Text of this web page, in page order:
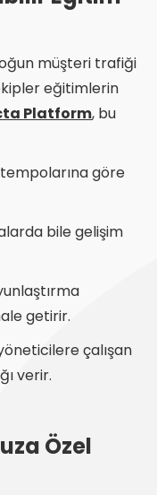
müşteri trafiği
eğitimlerin
Platform, bu
göre
bile gelişim
getirir.
çalışan
verir.
Özel